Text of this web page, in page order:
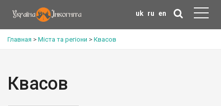
uk ru en
Главная > Міста та регіони > Квасов
Квасов